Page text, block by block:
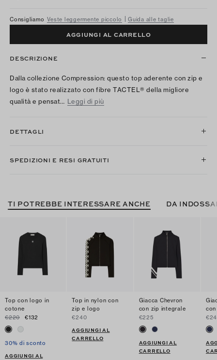
Consigliamo Veste leggermente piccolo Guida alle taglie
AGGIUNGI AL CARRELLO
DESCRIZIONE
Dalla collezione Compression: questo top aderente con zip e
logo è stato realizzato con fibre TACTEL® della migliore
qualità e pensat… Leggi di più
DETTAGLI
SPEDIZIONI E RESI GRATUITI
TI POTREBBE INTERESSARE ANCHE DA
Top con logo in
cotone
€220
€132
30% di sconto
AGGIUNGI AL
Top in nylon con
zip e logo
€240
AGGIUNGI AL
CARRELLO
Giacca Chevron
con zip integrale
€225
AGGIUNGI AL
CARRELLO